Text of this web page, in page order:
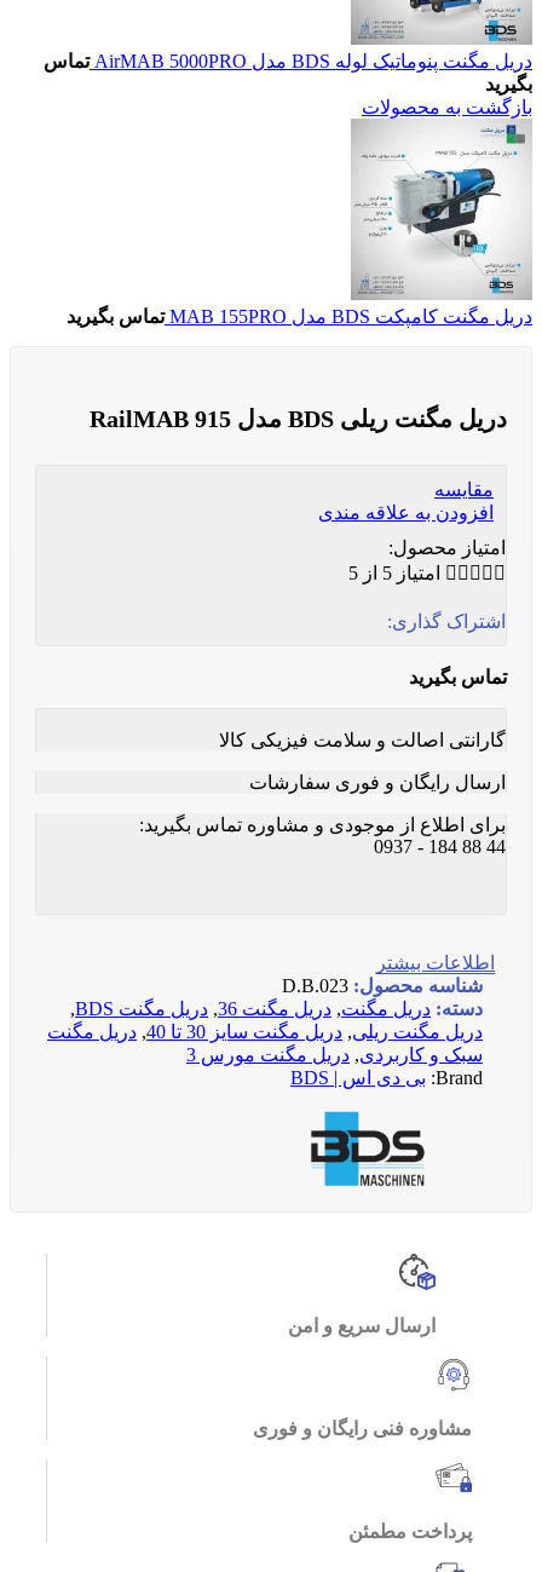
دریل مگنت پنوماتیک لوله BDS مدل AirMAB 5000PRO
تماس
بگیرید
بازگشت به محصولات
دریل مگنت کامپکت BDS مدل MAB 155PRO تماس بگیرید
دریل مگنت ریلی BDS مدل RailMAB 915
مقایسه
افزودن به علاقه مندی
امتیاز محصول:
     امتیاز 5 از 5
اشتراک گذاری:
تماس بگیرید
گارانتی اصالت و سلامت فیزیکی کالا
ارسال رایگان و فوری سفارشات
برای اطلاع از موجودی و مشاوره تماس بگیرید:
44 88 184 - 0937
اطلاعات بیشتر
شناسه محصول: D.B.023
دسته: دریل مگنت, دریل مگنت 36 , دریل مگنت BDS
,
دریل مگنت ریلی, دریل مگنت سایز 30 تا 40 , دریل مگنت
سبک و کاربردی, دریل مگنت مورس 3
Brand: بی دی اس | BDS
ارسال سریع و امن
مشاوره فنی رایگان و فوری
پرداخت مطمئن